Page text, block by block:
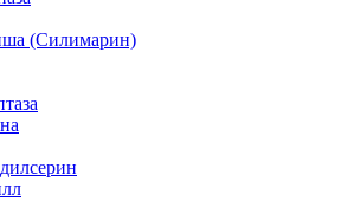
(Силимарин)